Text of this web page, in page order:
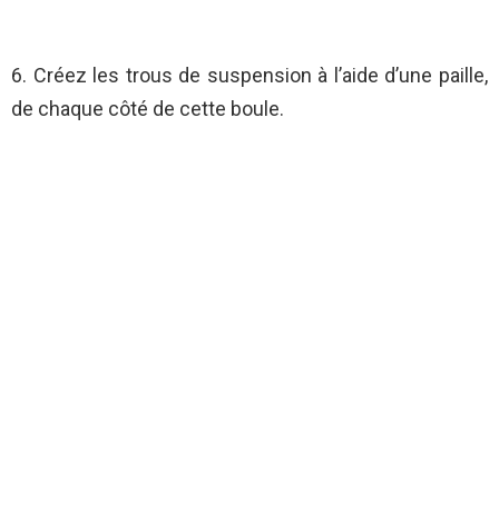
6. Créez les trous de suspension à l’aide d’une paille,
de chaque côté de cette boule.